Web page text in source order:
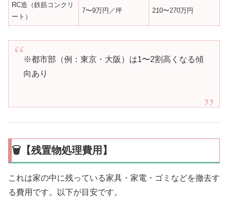
RC造（鉄筋コンクリ
ート）
7〜9万円／坪 210〜270万円
※都市部（例：東京・大阪）は1〜2割高くなる傾
向あり
🗑️【残置物処理費用】
これは家の中に残っている家具・家電・ゴミなどを撤去す
る費用です。以下が目安です。